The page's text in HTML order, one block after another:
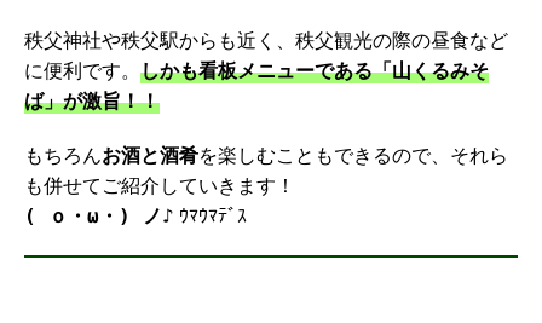
秩父神社や秩父駅からも近く、秩父観光の際の昼食など
に便利です。 しかも看板メニューである「山くるみそ
ば」が激旨！！
もちろんお酒と酒肴を楽しむこともできるので、それら
も併せてご紹介していきます！
( ｏ・ω・) ノ♪ ｳﾏｳﾏﾃﾞｽ